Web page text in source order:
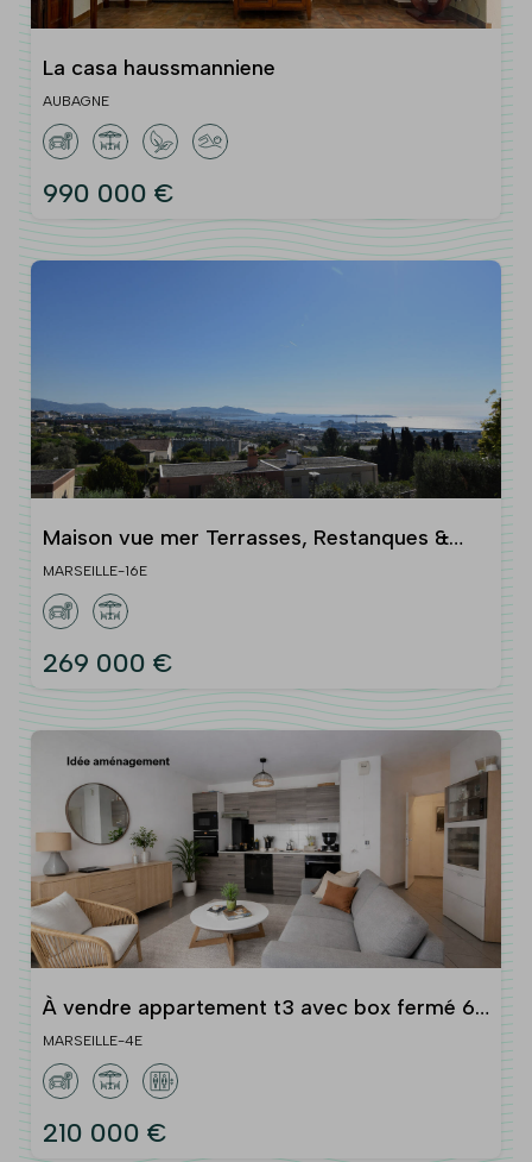
La casa haussmanniene
AUBAGNE
990 000 €
Maison vue mer Terrasses, Restanques &
MARSEILLE-16E
269 000 €
À vendre appartement t3 avec box fermé 60
m2 chartreux
MARSEILLE-4E
210 000 €